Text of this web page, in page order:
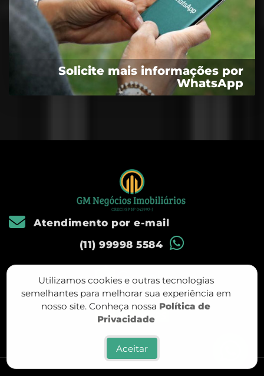
Utilizamos cookies e outras tecnologias
semelhantes para melhorar sua experiência em
nosso site. Conheça nossa Política de
Privacidade
Aceitar
Solicite mais informações por
WhatsApp
Atendimento por e-mail
(11) 99998 5584
Política de privacidade